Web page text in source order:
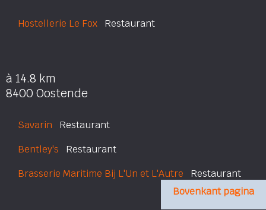
Hostellerie Le Fox Restaurant
à 14.8 km
8400 Oostende
Savarin Restaurant
Bentley's Restaurant
Brasserie Maritime Bij L'Un et L'Autre Restaurant
Bovenkant pagina